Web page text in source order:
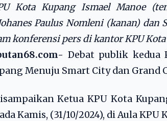
Kota Kupang Ismael Manoe
Paulus Nomleni (kanan) dan
konferensi pers di kantor KPU Kota
Debat publik kedua
Menuju Smart City dan Grand
Ketua KPU Kota
Kamis, (31/10/2024), di Aula KPU